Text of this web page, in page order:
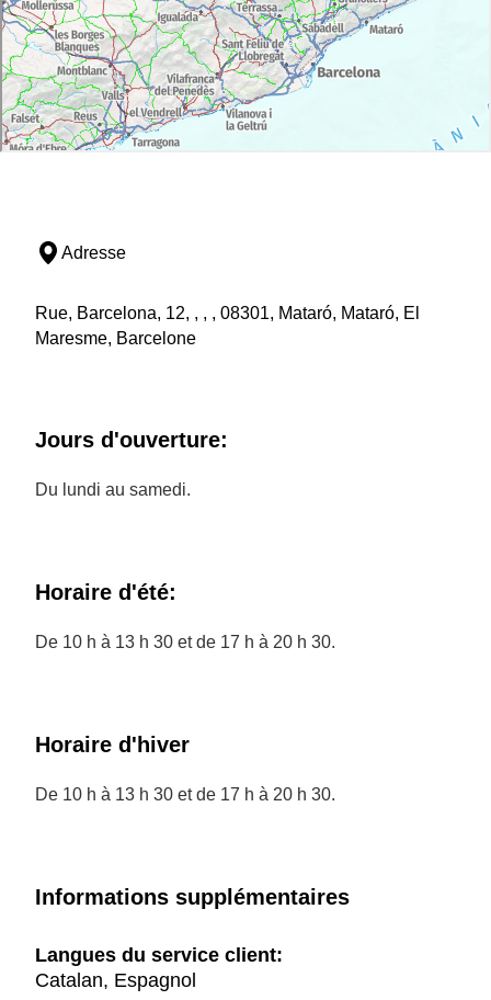
Adresse
Rue, Barcelona, 12, , , , 08301, Mataró, Mataró, El
Maresme, Barcelone
Jours d'ouverture:
Du lundi au samedi.
Horaire d'été:
De 10 h à 13 h 30 et de 17 h à 20 h 30.
Horaire d'hiver
De 10 h à 13 h 30 et de 17 h à 20 h 30.
Informations supplémentaires
Langues du service client:
Catalan, Espagnol